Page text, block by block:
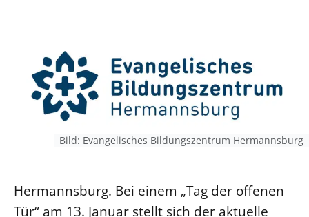
Bild: Evangelisches Bildungszentrum Hermannsburg
Hermannsburg. Bei einem „Tag der offenen
Tür“ am 13. Januar stellt sich der aktuelle
LANDESKIRCHENAMT
Willkommen
Kollegium
Abteilungen des Landeskirchenamts
Fachstelle Sexualisierte Gewalt
Beschwerdestellen
Glaubensbekenntnis
Positionen
Ökumene
KLIMASCHUTZ
Nachhaltigkeit
Erneuerbare Energien
Mobilität
Naturschutz
Kontakt
Barrierefreiheit
Presse
Freie Stellen
Service für Gemeinden